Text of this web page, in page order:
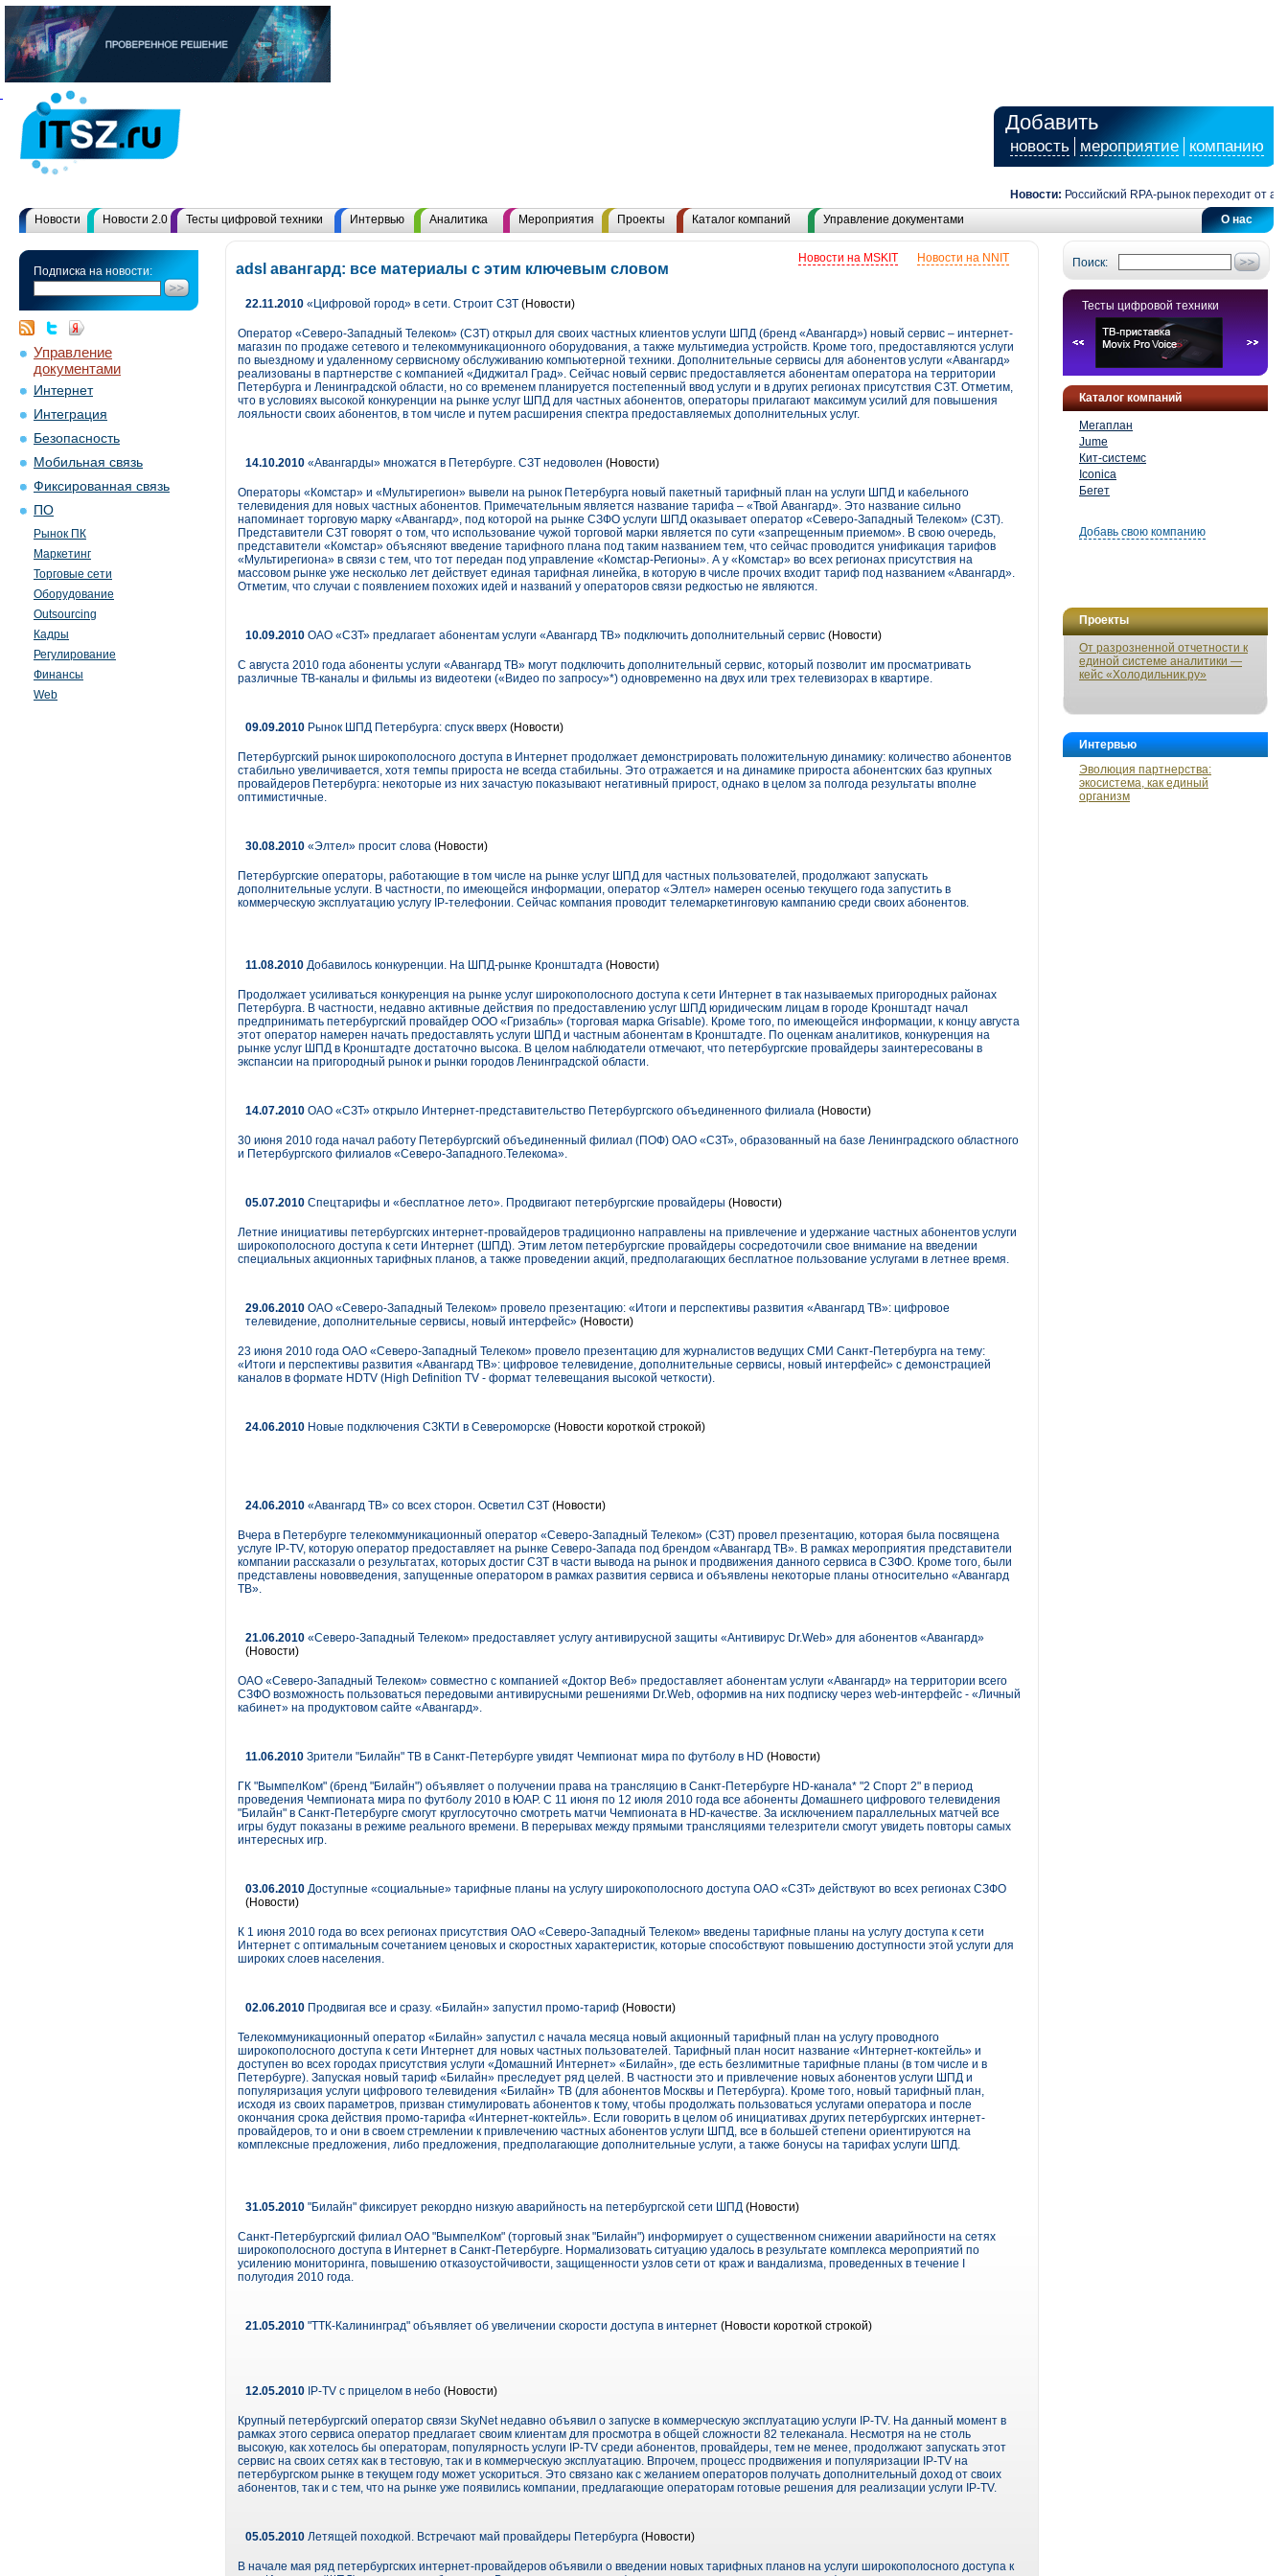
Добавить
новость мероприятие компанию
Новости: Российский RPA-рынок переходит от
О нас
Новости Новости 2.0 Тесты цифровой техники Интервью Аналитика Мероприятия Проекты Каталог компаний Управление документами
Подписка на новости:
Управление
документами
Интернет
Интеграция
Безопасность
Мобильная связь
Фиксированная связь
ПО
Рынок ПК
Маркетинг
Торговые сети
Оборудование
Outsourcing
Кадры
Регулирование
Финансы
Web
Поиск:
Тесты цифровой техники
Каталог компаний
Мегаплан
Jume
Кит-системс
Iconica
Бегет
Добавь свою компанию
Проекты
От разрозненной отчетности к
единой системе аналитики —
кейс «Холодильник.ру»
Интервью
Эволюция партнерства:
экосистема, как единый
организм
Новости на NNIT
Новости на MSKIT
adsl авангард: все материалы с этим ключевым словом
22.11.2010 «Цифровой город» в сети. Строит СЗТ (Новости)
Оператор «Северо-Западный Телеком» (СЗТ) открыл для своих частных клиентов услуги ШПД (бренд «Авангард») новый сервис – интернет-
магазин по продаже сетевого и телекоммуникационного оборудования, а также мультимедиа устройств. Кроме того, предоставляются услуги
по выездному и удаленному сервисному обслуживанию компьютерной техники. Дополнительные сервисы для абонентов услуги «Авангард»
реализованы в партнерстве с компанией «Диджитал Град». Сейчас новый сервис предоставляется абонентам оператора на территории
Петербурга и Ленинградской области, но со временем планируется постепенный ввод услуги и в других регионах присутствия СЗТ. Отметим,
что в условиях высокой конкуренции на рынке услуг ШПД для частных абонентов, операторы прилагают максимум усилий для повышения
лояльности своих абонентов, в том числе и путем расширения спектра предоставляемых дополнительных услуг.
14.10.2010 «Авангарды» множатся в Петербурге. СЗТ недоволен (Новости)
Операторы «Комстар» и «Мультирегион» вывели на рынок Петербурга новый пакетный тарифный план на услуги ШПД и кабельного
телевидения для новых частных абонентов. Примечательным является название тарифа – «Твой Авангард». Это название сильно
напоминает торговую марку «Авангард», под которой на рынке СЗФО услуги ШПД оказывает оператор «Северо-Западный Телеком» (СЗТ).
Представители СЗТ говорят о том, что использование чужой торговой марки является по сути «запрещенным приемом». В свою очередь,
представители «Комстар» объясняют введение тарифного плана под таким названием тем, что сейчас проводится унификация тарифов
«Мультирегиона» в связи с тем, что тот передан под управление «Комстар-Регионы». А у «Комстар» во всех регионах присутствия на
массовом рынке уже несколько лет действует единая тарифная линейка, в которую в числе прочих входит тариф под названием «Авангард».
Отметим, что случаи с появлением похожих идей и названий у операторов связи редкостью не являются.
10.09.2010 ОАО «СЗТ» предлагает абонентам услуги «Авангард ТВ» подключить дополнительный сервис (Новости)
С августа 2010 года абоненты услуги «Авангард ТВ» могут подключить дополнительный сервис, который позволит им просматривать
различные ТВ-каналы и фильмы из видеотеки («Видео по запросу»*) одновременно на двух или трех телевизорах в квартире.
09.09.2010 Рынок ШПД Петербурга: спуск вверх (Новости)
Петербургский рынок широкополосного доступа в Интернет продолжает демонстрировать положительную динамику: количество абонентов
стабильно увеличивается, хотя темпы прироста не всегда стабильны. Это отражается и на динамике прироста абонентских баз крупных
провайдеров Петербурга: некоторые из них зачастую показывают негативный прирост, однако в целом за полгода результаты вполне
оптимистичные.
30.08.2010 «Элтел» просит слова (Новости)
Петербургские операторы, работающие в том числе на рынке услуг ШПД для частных пользователей, продолжают запускать
дополнительные услуги. В частности, по имеющейся информации, оператор «Элтел» намерен осенью текущего года запустить в
коммерческую эксплуатацию услугу IP-телефонии. Сейчас компания проводит телемаркетинговую кампанию среди своих абонентов.
11.08.2010 Добавилось конкуренции. На ШПД-рынке Кронштадта (Новости)
Продолжает усиливаться конкуренция на рынке услуг широкополосного доступа к сети Интернет в так называемых пригородных районах
Петербурга. В частности, недавно активные действия по предоставлению услуг ШПД юридическим лицам в городе Кронштадт начал
предпринимать петербургский провайдер ООО «Гризабль» (торговая марка Grisable). Кроме того, по имеющейся информации, к концу августа
этот оператор намерен начать предоставлять услуги ШПД и частным абонентам в Кронштадте. По оценкам аналитиков, конкуренция на
рынке услуг ШПД в Кронштадте достаточно высока. В целом наблюдатели отмечают, что петербургские провайдеры заинтересованы в
экспансии на пригородный рынок и рынки городов Ленинградской области.
14.07.2010 ОАО «СЗТ» открыло Интернет-представительство Петербургского объединенного филиала (Новости)
30 июня 2010 года начал работу Петербургский объединенный филиал (ПОФ) ОАО «СЗТ», образованный на базе Ленинградского областного
и Петербургского филиалов «Северо-Западного.Телекома».
05.07.2010 Спецтарифы и «бесплатное лето». Продвигают петербургские провайдеры (Новости)
Летние инициативы петербургских интернет-провайдеров традиционно направлены на привлечение и удержание частных абонентов услуги
широкополосного доступа к сети Интернет (ШПД). Этим летом петербургские провайдеры сосредоточили свое внимание на введении
специальных акционных тарифных планов, а также проведении акций, предполагающих бесплатное пользование услугами в летнее время.
29.06.2010 ОАО «Северо-Западный Телеком» провело презентацию: «Итоги и перспективы развития «Авангард TB»: цифровое
телевидение, дополнительные сервисы, новый интерфейс» (Новости)
23 июня 2010 года ОАО «Северо-Западный Телеком» провело презентацию для журналистов ведущих СМИ Санкт-Петербурга на тему:
«Итоги и перспективы развития «Авангард TB»: цифровое телевидение, дополнительные сервисы, новый интерфейс» с демонстрацией
каналов в формате HDTV (High Definition TV - формат телевещания высокой четкости).
24.06.2010 Новые подключения СЗКТИ в Североморске (Новости короткой строкой)
24.06.2010 «Авангард ТВ» со всех сторон. Осветил СЗТ (Новости)
Вчера в Петербурге телекоммуникационный оператор «Северо-Западный Телеком» (СЗТ) провел презентацию, которая была посвящена
услуге IP-TV, которую оператор предоставляет на рынке Северо-Запада под брендом «Авангард ТВ». В рамках мероприятия представители
компании рассказали о результатах, которых достиг СЗТ в части вывода на рынок и продвижения данного сервиса в СЗФО. Кроме того, были
представлены нововведения, запущенные оператором в рамках развития сервиса и объявлены некоторые планы относительно «Авангард
ТВ».
21.06.2010 «Северо-Западный Телеком» предоставляет услугу антивирусной защиты «Антивирус Dr.Web» для абонентов «Авангард»
(Новости)
ОАО «Северо-Западный Телеком» совместно с компанией «Доктор Веб» предоставляет абонентам услуги «Авангард» на территории всего
СЗФО возможность пользоваться передовыми антивирусными решениями Dr.Web, оформив на них подписку через web-интерфейс - «Личный
кабинет» на продуктовом сайте «Авангард».
11.06.2010 Зрители "Билайн" ТВ в Санкт-Петербурге увидят Чемпионат мира по футболу в HD (Новости)
ГК "ВымпелКом" (бренд "Билайн") объявляет о получении права на трансляцию в Санкт-Петербурге HD-канала* "2 Спорт 2" в период
проведения Чемпионата мира по футболу 2010 в ЮАР. С 11 июня по 12 июля 2010 года все абоненты Домашнего цифрового телевидения
"Билайн" в Санкт-Петербурге смогут круглосуточно смотреть матчи Чемпионата в HD-качестве. За исключением параллельных матчей все
игры будут показаны в режиме реального времени. В перерывах между прямыми трансляциями телезрители смогут увидеть повторы самых
интересных игр.
03.06.2010 Доступные «социальные» тарифные планы на услугу широкополосного доступа ОАО «СЗТ» действуют во всех регионах СЗФО
(Новости)
К 1 июня 2010 года во всех регионах присутствия ОАО «Северо-Западный Телеком» введены тарифные планы на услугу доступа к сети
Интернет с оптимальным сочетанием ценовых и скоростных характеристик, которые способствуют повышению доступности этой услуги для
широких слоев населения.
02.06.2010 Продвигая все и сразу. «Билайн» запустил промо-тариф (Новости)
Телекоммуникационный оператор «Билайн» запустил с начала месяца новый акционный тарифный план на услугу проводного
широкополосного доступа к сети Интернет для новых частных пользователей. Тарифный план носит название «Интернет-коктейль» и
доступен во всех городах присутствия услуги «Домашний Интернет» «Билайн», где есть безлимитные тарифные планы (в том числе и в
Петербурге). Запуская новый тариф «Билайн» преследует ряд целей. В частности это и привлечение новых абонентов услуги ШПД и
популяризация услуги цифрового телевидения «Билайн» ТВ (для абонентов Москвы и Петербурга). Кроме того, новый тарифный план,
исходя из своих параметров, призван стимулировать абонентов к тому, чтобы продолжать пользоваться услугами оператора и после
окончания срока действия промо-тарифа «Интернет-коктейль». Если говорить в целом об инициативах других петербургских интернет-
провайдеров, то и они в своем стремлении к привлечению частных абонентов услуги ШПД, все в большей степени ориентируются на
комплексные предложения, либо предложения, предполагающие дополнительные услуги, а также бонусы на тарифах услуги ШПД.
31.05.2010 "Билайн" фиксирует рекордно низкую аварийность на петербургской сети ШПД (Новости)
Санкт-Петербургский филиал ОАО "ВымпелКом" (торговый знак "Билайн") информирует о существенном снижении аварийности на сетях
широкополосного доступа в Интернет в Санкт-Петербурге. Нормализовать ситуацию удалось в результате комплекса мероприятий по
усилению мониторинга, повышению отказоустойчивости, защищенности узлов сети от краж и вандализма, проведенных в течение I
полугодия 2010 года.
21.05.2010 "ТТК-Калининград" объявляет об увеличении скорости доступа в интернет (Новости короткой строкой)
12.05.2010 IP-TV с прицелом в небо (Новости)
Крупный петербургский оператор связи SkyNet недавно объявил о запуске в коммерческую эксплуатацию услуги IP-TV. На данный момент в
рамках этого сервиса оператор предлагает своим клиентам для просмотра в общей сложности 82 телеканала. Несмотря на не столь
высокую, как хотелось бы операторам, популярность услуги IP-TV среди абонентов, провайдеры, тем не менее, продолжают запускать этот
сервис на своих сетях как в тестовую, так и в коммерческую эксплуатацию. Впрочем, процесс продвижения и популяризации IP-TV на
петербургском рынке в текущем году может ускориться. Это связано как с желанием операторов получать дополнительный доход от своих
абонентов, так и с тем, что на рынке уже появились компании, предлагающие операторам готовые решения для реализации услуги IP-TV.
05.05.2010 Летящей походкой. Встречают май провайдеры Петербурга (Новости)
В начале мая ряд петербургских интернет-провайдеров объявили о введении новых тарифных планов на услуги широкополосного доступа к